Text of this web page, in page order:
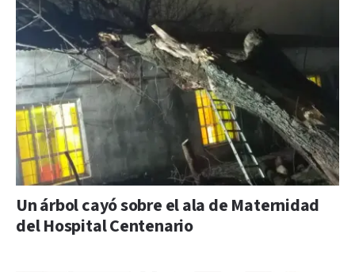
Un árbol cayó sobre el ala de Maternidad
del Hospital Centenario